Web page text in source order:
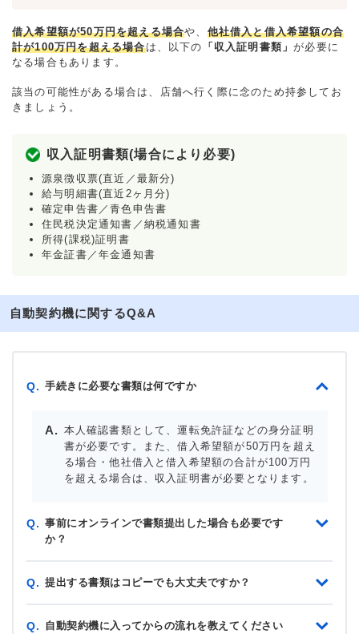
借入希望額が50万円を超える場合や、 他社借入と借入希望額の合
計が100万円を超える場合は、以下の 「収入証明書類」が必要に
なる場合もあります。
該当の可能性がある場合は、店舗へ行く際に念のため持参してお
きましょう。
収入証明書類(場合により必要)
源泉徴収票(直近／最新分)
給与明細書(直近2ヶ月分)
確定申告書／青色申告書
住民税決定通知書／納税通知書
所得(課税)証明書
年金証書／年金通知書
自動契約機に関するQ&A
Q. 手続きに必要な書類は何ですか
本人確認書類として、運転免許証などの身分証明
書が必要です。また、借入希望額が50万円を超え
る場合・他社借入と借入希望額の合計が100万円
を超える場合は、収入証明書が必要となります。
Q. 事前にオンラインで書類提出した場合も必要です
か？
Q. 提出する書類はコピーでも大丈夫ですか？
Q. 自動契約機に入ってからの流れを教えてください